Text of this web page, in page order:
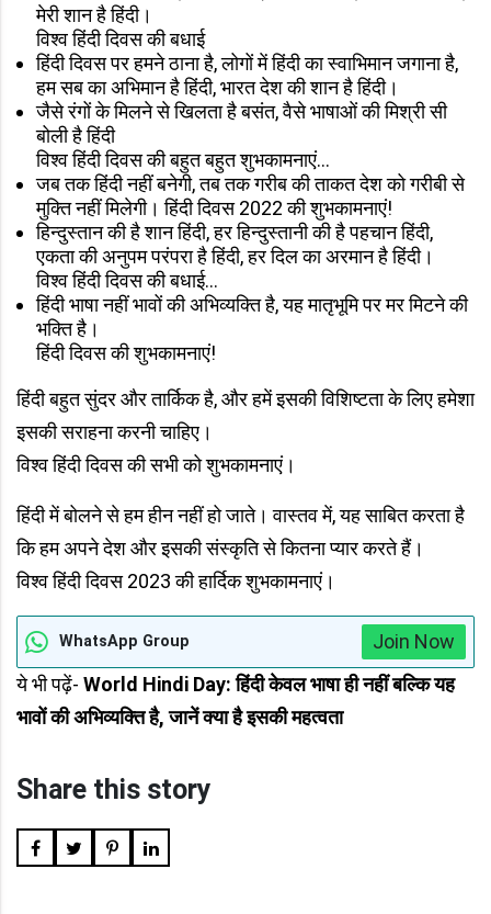
मेरी शान है हिंदी।
विश्व हिंदी दिवस की बधाई
हिंदी दिवस पर हमने ठाना है, लोगों में हिंदी का स्वाभिमान जगाना है,
हम सब का अभिमान है हिंदी, भारत देश की शान है हिंदी।
जैसे रंगों के मिलने से खिलता है बसंत, वैसे भाषाओं की मिश्री सी
बोली है हिंदी
विश्व हिंदी दिवस की बहुत बहुत शुभकामनाएं...
जब तक हिंदी नहीं बनेगी, तब तक गरीब की ताकत देश को गरीबी से
मुक्ति नहीं मिलेगी। हिंदी दिवस 2022 की शुभकामनाएं!
हिन्दुस्तान की है शान हिंदी, हर हिन्दुस्तानी की है पहचान हिंदी,
एकता की अनुपम परंपरा है हिंदी, हर दिल का अरमान है हिंदी।
विश्व हिंदी दिवस की बधाई...
हिंदी भाषा नहीं भावों की अभिव्यक्ति है, यह मातृभूमि पर मर मिटने की
भक्ति है।
हिंदी दिवस की शुभकामनाएं!
हिंदी बहुत सुंदर और तार्किक है, और हमें इसकी विशिष्टता के लिए हमेशा
इसकी सराहना करनी चाहिए।
विश्व हिंदी दिवस की सभी को शुभकामनाएं।
हिंदी में बोलने से हम हीन नहीं हो जाते। वास्तव में, यह साबित करता है
कि हम अपने देश और इसकी संस्कृति से कितना प्यार करते हैं।
विश्व हिंदी दिवस 2023 की हार्दिक शुभकामनाएं।
WhatsApp Group
Join Now
ये भी पढ़ें- World Hindi Day: हिंदी केवल भाषा ही नहीं बल्कि यह
भावों की अभिव्यक्ति है, जानें क्या है इसकी महत्वता
Share this story